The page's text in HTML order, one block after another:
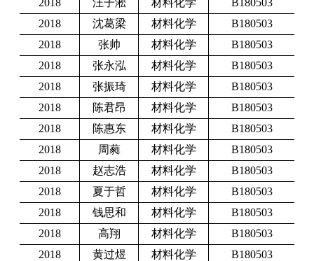
2018
沈葛梁 材料化学
B180503
2018
张帅 材料化学
B180503
2018
张永泓 材料化学
B180503
2018
张振琦 材料化学
B180503
2018
陈君昂 材料化学
B180503
2018
陈惠东 材料化学
B180503
2018
周蕤 材料化学
B180503
2018
赵志浩 材料化学
B180503
2018
夏于哲 材料化学
B180503
2018
钱思和 材料化学
B180503
2018
高翔 材料化学
B180503
2018
黄过煜 材料化学
B180503